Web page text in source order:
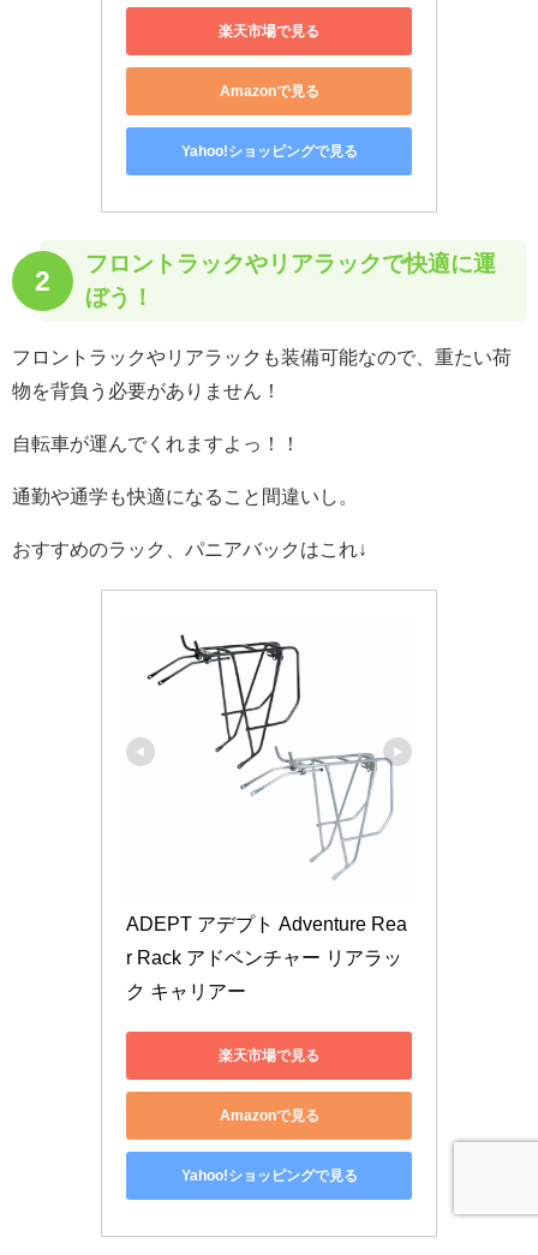
楽天市場で見る
Amazonで見る
Yahoo!ショッピングで見る
2
フロントラックやリアラックで快適に運
ぼう！
フロントラックやリアラックも装備可能なので、重たい荷
物を背負う必要がありません！
自転車が運んでくれますよっ！！
通勤や通学も快適になること間違いし。
おすすめのラック、パニアバックはこれ↓
ADEPT アデプト Adventure Rea
r Rack アドベンチャー リアラッ
ク キャリアー
楽天市場で見る
Amazonで見る
Yahoo!ショッピングで見る